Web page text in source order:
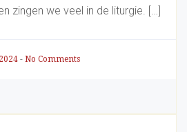
zingen we veel in de liturgie. […]
- No Comments